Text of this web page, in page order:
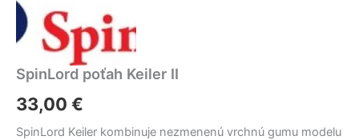
SpinLord poťah Keiler II
33,00 €
SpinLord Keiler kombinuje nezmenenú vrchnú gumu modelu